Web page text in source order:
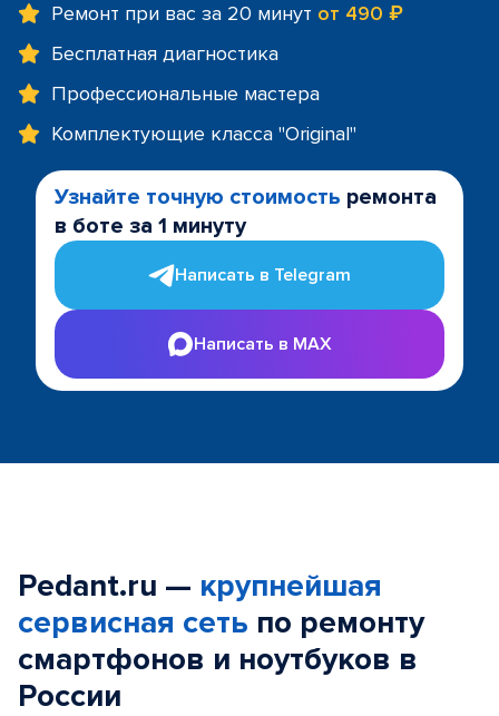
Ремонт при вас за 20 минут от 490 ₽
Бесплатная диагностика
Профессиональные мастера
Комплектующие класса "Original"
Узнайте точную стоимость ремонта
в боте за 1 минуту
Написать в Telegram
Написать в MAX
Pedant.ru — крупнейшая
сервисная сеть по ремонту
смартфонов и ноутбуков в
России